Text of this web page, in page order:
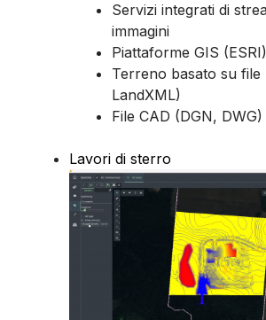
Servizi integrati di
immagini
Piattaforme GIS (ESRI)
Terreno basato su file
LandXML)
File CAD (DGN, DWG)
Lavori di sterro